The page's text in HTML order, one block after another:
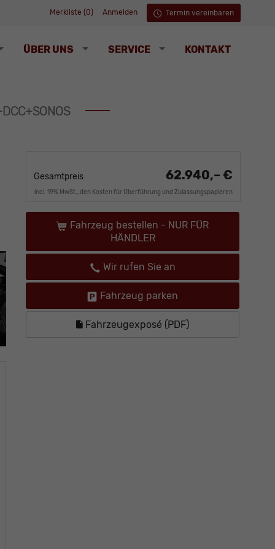
Merkliste (0) Anmelden Termin vereinbaren
ÜBER UNS SERVICE KONTAKT
Gesamtpreis 62.940,– €
incl. 19% MwSt., den Kosten für Überführung und Zulassungspapieren
Fahrzeug bestellen - NUR FÜR
HÄNDLER
Wir rufen Sie an
Fahrzeug parken
Fahrzeugexposé (PDF)